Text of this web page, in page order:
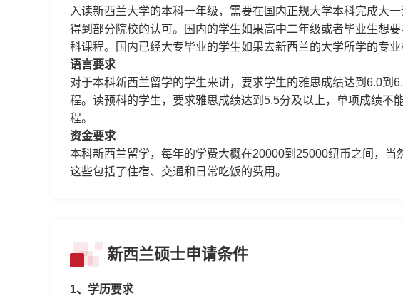
入读新西兰大学的本科一年级，需要在国内正规大学本科完成大
得到部分院校的认可。国内的学生如果高中二年级或者毕业生想
科课程。国内已经大专毕业的学生如果去新西兰的大学所学的专
语言要求
对于本科新西兰留学的学生来讲，要求学生的雅思成绩达到6.0到
程。读预科的学生，要求雅思成绩达到5.5分及以上，单项成绩
程。
资金要求
本科新西兰留学，每年的学费大概在20000到25000纽币之间，
这些包括了住宿、交通和日常吃饭的费用。
新西兰硕士申请条件
1、学历要求